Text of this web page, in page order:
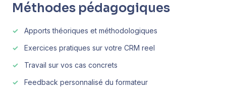
Méthodes pédagogiques
Apports théoriques et méthodologiques
Exercices pratiques sur votre CRM reel
Travail sur vos cas concrets
Feedback personnalisé du formateur